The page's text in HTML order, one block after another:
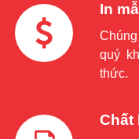
In
quý
thức.
Chất